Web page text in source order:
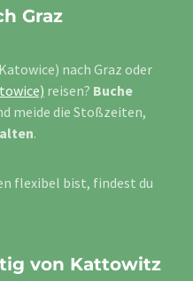
Graz
nach Graz oder
reisen? Buche
meide die Stoßzeiten,
.
flexibel bist, findest du
von Kattowitz